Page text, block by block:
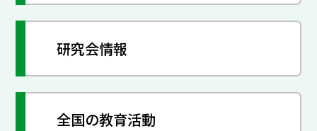
研究会情報
全国の教育活動